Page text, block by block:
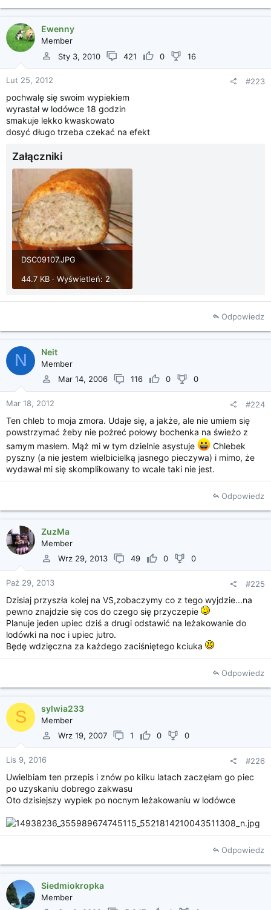
Ewenny
Member
Sty 3, 2010
421 0 16
Lut 25, 2012 #223
pochwalę się swoim wypiekiem
wyrastał w lodówce 18 godzin
smakuje lekko kwaskowato
dosyć długo trzeba czekać na efekt
Załączniki
DSC09107.JPG
44.7 KB · Wyświetleń: 2
Odpowiedz
N Neit
Member
Mar 14, 2006
116 0 0
Mar 18, 2012 #224
Ten chleb to moja zmora. Udaje się, a jakże, ale nie umiem się
powstrzymać żeby nie pożreć połowy bochenka na świeżo z
samym masłem. Mąż mi w tym dzielnie asystuje
Chlebek
pyszny (a nie jestem wielbicielką jasnego pieczywa) i mimo, że
wydawał mi się skomplikowany to wcale taki nie jest.
Odpowiedz
ZuzMa
Member
Wrz 29, 2013
49 0 0
Paź 29, 2013 #225
Dzisiaj przyszła kolej na VS,zobaczymy co z tego wyjdzie...na
pewno znajdzie się cos do czego się przyczepie
Planuje jeden upiec dziś a drugi odstawić na leżakowanie do
lodówki na noc i upiec jutro.
Będę wdzięczna za każdego zaciśniętego kciuka
Odpowiedz
S sylwia233
Member
Wrz 19, 2007
1 0 0
Lis 9, 2016 #226
Uwielbiam ten przepis i znów po kilku latach zaczęłam go piec
po uzyskaniu dobrego zakwasu
Oto dzisiejszy wypiek po nocnym leżakowaniu w lodówce
Odpowiedz
Siedmiokropka
Member